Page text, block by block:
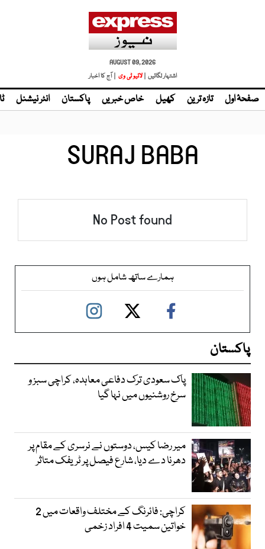
AUGUST 09, 2026
اشتہار لگائیں | لائیو ٹی وی | آج کا اخبار
صفحۂ اول تازہ ترین کھیل خاص خبریں پاکستان انٹر نیشنل
SURAJ BABA
No Post found
ہمارے ساتھ شامل ہوں
پاکستان
پاک سعودی ترک دفاعی معاہدہ، کراچی سبز و
سرخ روشنیوں میں نہا گیا
میر رضا کیس، دوستوں نے نرسری کے مقام پر
دھرنا دے دیا، شارع فیصل پر ٹریفک متاثر
کراچی: فائرنگ کے مختلف واقعات میں 2
خواتین سمیت 4 افراد زخمی